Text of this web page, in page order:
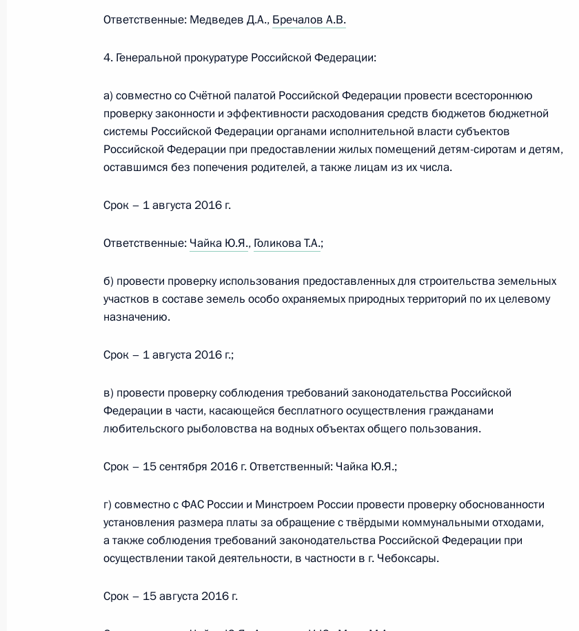
9 августа 2015 года, 20:20
Встреча с лидером партии «Справедливая Россия» Сергеем
Мироновым
29 июля 2015 года, 14:20
Об исполнении поручения Президента о мерах, направленных
на недопущение роста задолженности в сфере ЖКХ в Ростовской
области
Об исполнении поручения Президента по введению
лицензирования деятельности по управлению
16 декабря 2014 года, 18:40
Показать предыдущие материалы
Встреча с военнослужащими Военно-Морского Флота
Ответственные: Медведев Д.А., Бречалов А.В.
4. Генеральной прокуратуре Российской Федерации:
а) совместно со Счётной палатой Российской Федерации провести всестороннюю
проверку законности и эффективности расходования средств бюджетов бюджетной
системы Российской Федерации органами исполнительной власти субъектов
Российской Федерации при предоставлении жилых помещений детям-сиротам и детям,
оставшимся без попечения родителей, а также лицам из их числа.
Срок – 1 августа 2016 г.
Ответственные: Чайка Ю.Я., Голикова Т.А.;
б) провести проверку использования предоставленных для строительства земельных
участков в составе земель особо охраняемых природных территорий по их целевому
назначению.
Срок – 1 августа 2016 г.;
в) провести проверку соблюдения требований законодательства Российской
Федерации в части, касающейся бесплатного осуществления гражданами
любительского рыболовства на водных объектах общего пользования.
Срок – 15 сентября 2016 г. Ответственный: Чайка Ю.Я.;
г) совместно с ФАС России и Минстроем России провести проверку обоснованности
установления размера платы за обращение с твёрдыми коммунальными отходами,
а также соблюдения требований законодательства Российской Федерации при
осуществлении такой деятельности, в частности в г. Чебоксары.
Срок – 15 августа 2016 г.